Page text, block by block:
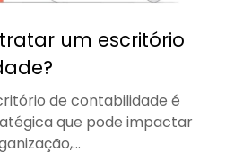
um escritório
de contabilidade é
que pode impactar